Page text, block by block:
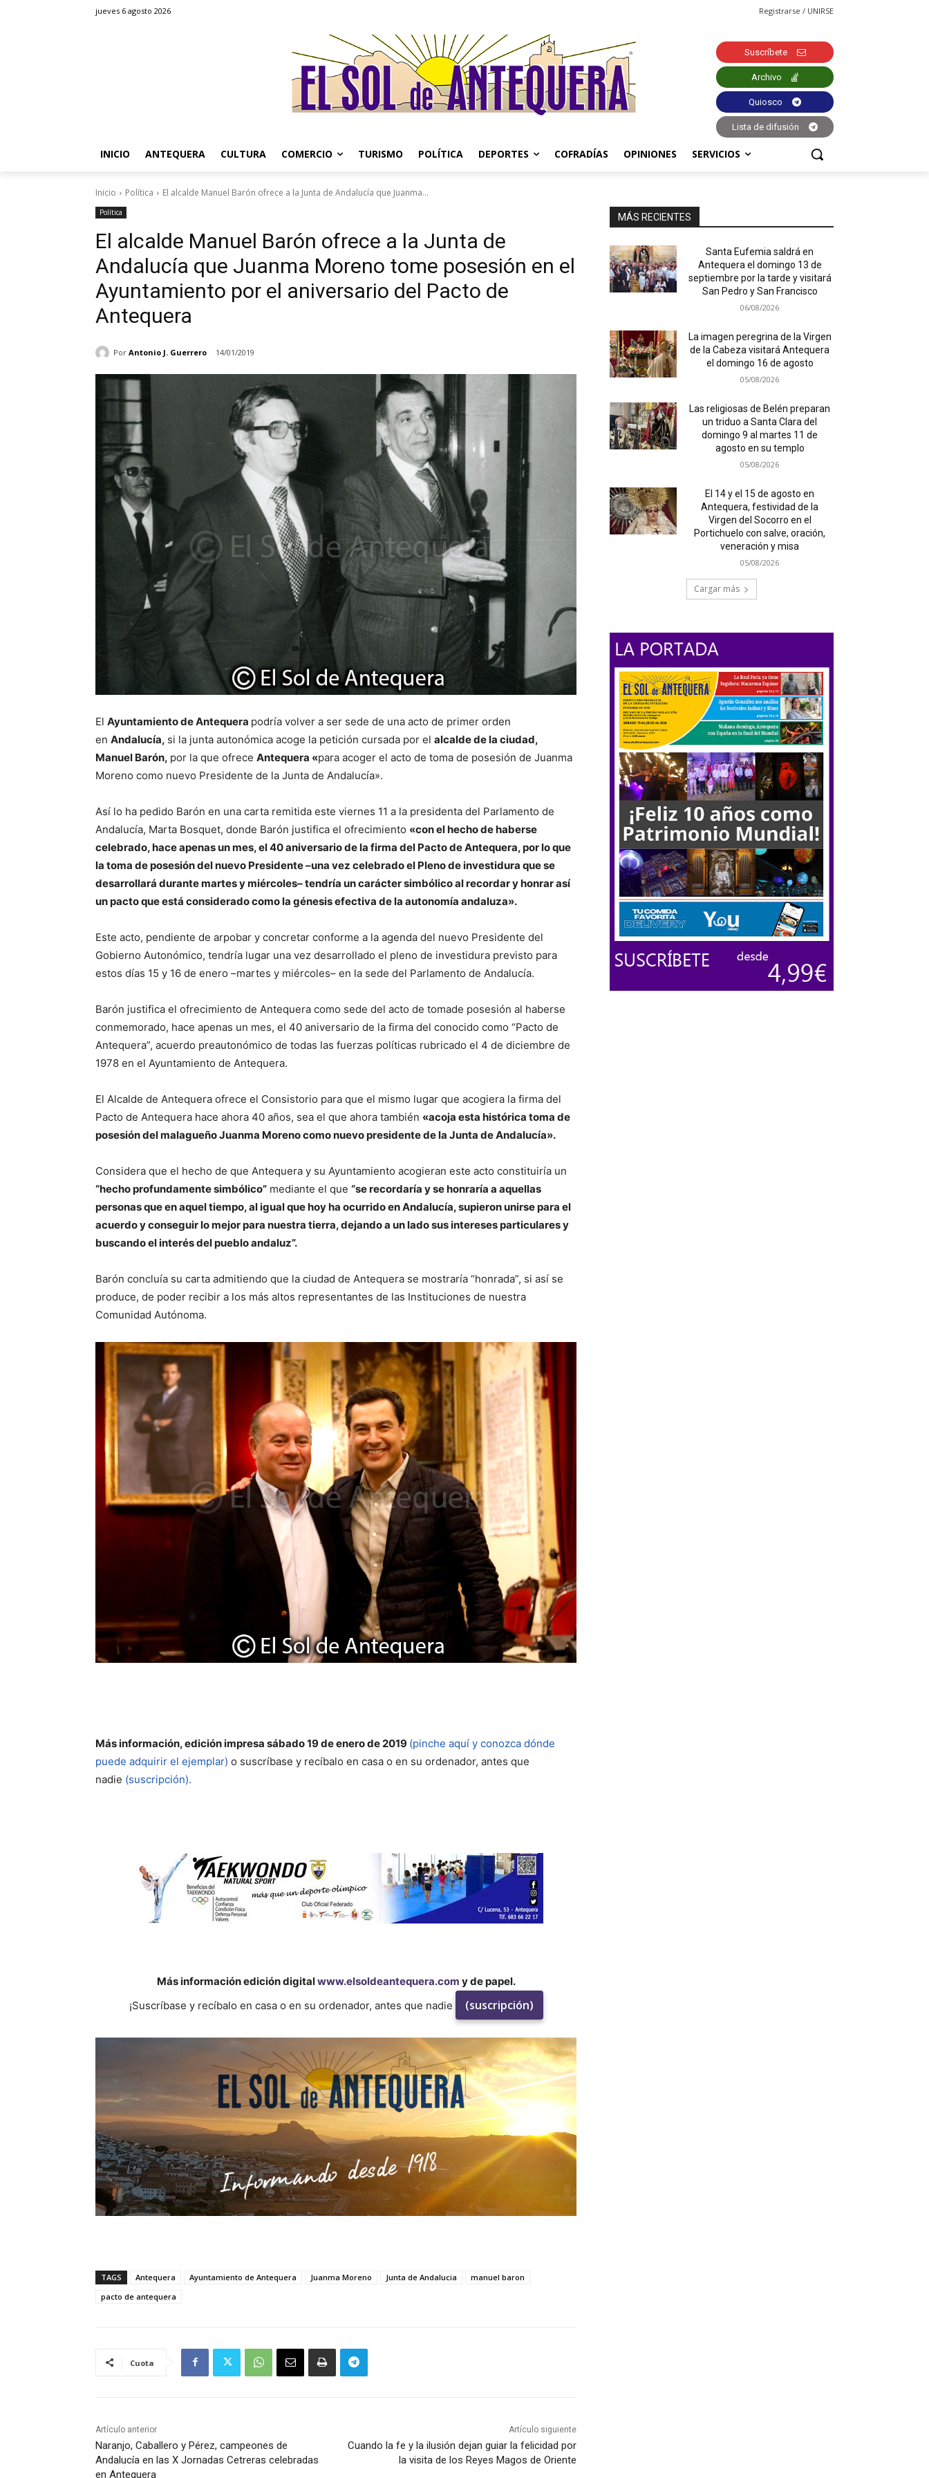
jueves 6 agosto 2026 Registrarse / UNIRSE
Suscríbete
Archivo
Quiosco
Lista de difusión
INICIO ANTEQUERA CULTURA COMERCIO TURISMO POLÍTICA DEPORTES COFRADÍAS OPINIONES SERVICIOS
Inicio Política El alcalde Manuel Barón ofrece a la Junta de Andalucía que Juanma...
Política
El alcalde Manuel Barón ofrece a la Junta de
Andalucía que Juanma Moreno tome posesión en el
Ayuntamiento por el aniversario del Pacto de
Antequera
Por Antonio J. Guerrero 14/01/2019
El Ayuntamiento de Antequera podría volver a ser sede de una acto de primer orden
en Andalucía, si la junta autonómica acoge la petición cursada por el alcalde de la ciudad,
Manuel Barón, por la que ofrece Antequera «para acoger el acto de toma de posesión de Juanma
Moreno como nuevo Presidente de la Junta de Andalucía».
Así lo ha pedido Barón en una carta remitida este viernes 11 a la presidenta del Parlamento de
Andalucía, Marta Bosquet, donde Barón justifica el ofrecimiento «con el hecho de haberse
celebrado, hace apenas un mes, el 40 aniversario de la firma del Pacto de Antequera, por lo que
la toma de posesión del nuevo Presidente –una vez celebrado el Pleno de investidura que se
desarrollará durante martes y miércoles– tendría un carácter simbólico al recordar y honrar así
un pacto que está considerado como la génesis efectiva de la autonomía andaluza».
Este acto, pendiente de arpobar y concretar conforme a la agenda del nuevo Presidente del
Gobierno Autonómico, tendría lugar una vez desarrollado el pleno de investidura previsto para
estos días 15 y 16 de enero –martes y miércoles– en la sede del Parlamento de Andalucía.
Barón justifica el ofrecimiento de Antequera como sede del acto de tomade posesión al haberse
conmemorado, hace apenas un mes, el 40 aniversario de la firma del conocido como “Pacto de
Antequera”, acuerdo preautonómico de todas las fuerzas políticas rubricado el 4 de diciembre de
1978 en el Ayuntamiento de Antequera.
El Alcalde de Antequera ofrece el Consistorio para que el mismo lugar que acogiera la firma del
Pacto de Antequera hace ahora 40 años, sea el que ahora también «acoja esta histórica toma de
posesión del malagueño Juanma Moreno como nuevo presidente de la Junta de Andalucía».
Considera que el hecho de que Antequera y su Ayuntamiento acogieran este acto constituiría un
“hecho profundamente simbólico” mediante el que “se recordaría y se honraría a aquellas
personas que en aquel tiempo, al igual que hoy ha ocurrido en Andalucía, supieron unirse para el
acuerdo y conseguir lo mejor para nuestra tierra, dejando a un lado sus intereses particulares y
buscando el interés del pueblo andaluz”.
Barón concluía su carta admitiendo que la ciudad de Antequera se mostraría “honrada”, si así se
produce, de poder recibir a los más altos representantes de las Instituciones de nuestra
Comunidad Autónoma.
Más información, edición impresa sábado 19 de enero de 2019 (pinche aquí y conozca dónde
puede adquirir el ejemplar) o suscríbase y recíbalo en casa o en su ordenador, antes que
nadie (suscripción).
Más información edición digitalwww.elsoldeantequera.com y de papel.
¡Suscríbase y recíbalo en casa o en su ordenador, antes que nadie
(suscripción)
TAGS Antequera Ayuntamiento de Antequera Juanma Moreno Junta de Andalucia
manuel baron
pacto de antequera
Cuota
Artículo anterior
Naranjo, Caballero y Pérez, campeones de
Andalucía en las X Jornadas Cetreras celebradas
en Antequera
Artículo siguiente
Cuando la fe y la ilusión dejan guiar la felicidad por
la visita de los Reyes Magos de Oriente
MÁS RECIENTES
Santa Eufemia saldrá en
Antequera el domingo 13 de
septiembre por la tarde y visitará
San Pedro y San Francisco
06/08/2026
La imagen peregrina de la Virgen
de la Cabeza visitará Antequera
el domingo 16 de agosto
05/08/2026
Las religiosas de Belén preparan
un triduo a Santa Clara del
domingo 9 al martes 11 de
agosto en su templo
05/08/2026
El 14 y el 15 de agosto en
Antequera, festividad de la
Virgen del Socorro en el
Portichuelo con salve, oración,
veneración y misa
05/08/2026
Cargar más